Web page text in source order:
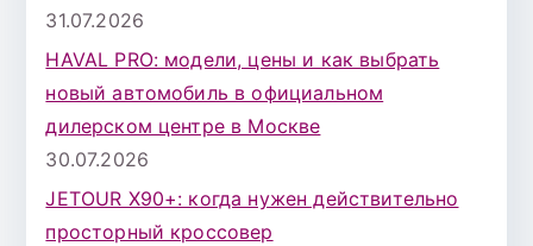
31.07.2026
HAVAL PRO: модели, цены и как выбрать
новый автомобиль в официальном
дилерском центре в Москве
30.07.2026
JETOUR X90+: когда нужен действительно
просторный кроссовер